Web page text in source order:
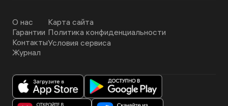
О нас
Гарантии
Контакты
Журнал
Карта сайта
Политика конфиденциальности
Условия сервиса